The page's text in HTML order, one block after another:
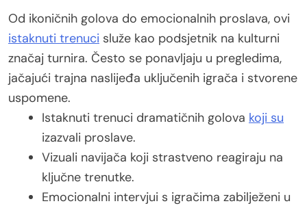
Od ikoničnih golova do emocionalnih proslava, ovi
istaknuti trenuci služe kao podsjetnik na kulturni
značaj turnira. Često se ponavljaju u pregledima,
jačajući trajna naslijeđa uključenih igrača i stvorene
uspomene.
Istaknuti trenuci dramatičnih golova koji su
izazvali proslave.
Vizuali navijača koji strastveno reagiraju na
ključne trenutke.
Emocionalni intervjui s igračima zabilježeni u